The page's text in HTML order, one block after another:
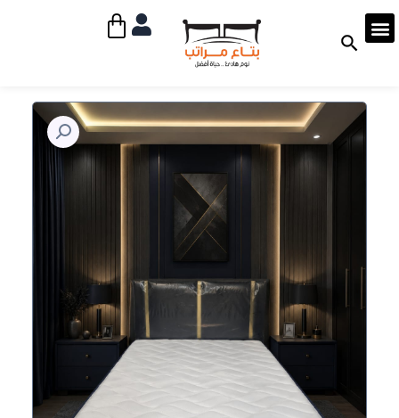
تخطي
إلى
Cart